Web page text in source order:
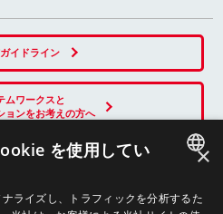
イドライン
ムワークスと
ョンをお考えの方へ
×
を使用してい
ライズし、トラフィックを分析するた